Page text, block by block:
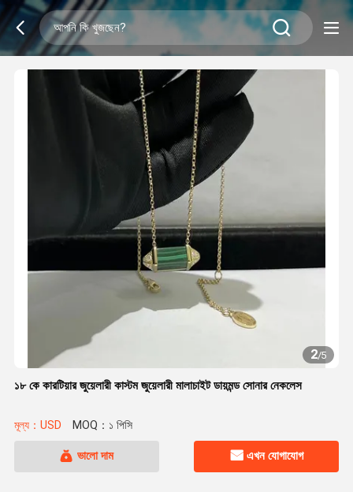
2/5
১৮ কে কারটিয়ার জুয়েলারী কাস্টম জুয়েলারী মালাচাইট ডায়মন্ড সোনার নেকলেস
মূল্য：USD MOQ：১ পিসি
ভালো দাম এখন যোগাযোগ